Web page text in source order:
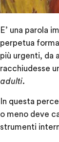
E’ una parola
perpetua
più urgenti, da
racchiudesse
adulti.
In questa
o meno deve
strumenti